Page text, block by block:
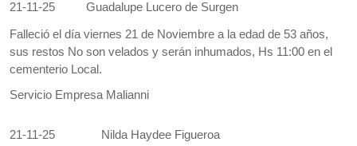
21-11-25 Guadalupe Lucero de Surgen
Falleció el día viernes 21 de Noviembre a la edad de 53 años,
sus restos No son velados y serán inhumados, Hs 11:00 en el
cementerio Local.
Servicio Empresa Malianni
21-11-25 Nilda Haydee Figueroa